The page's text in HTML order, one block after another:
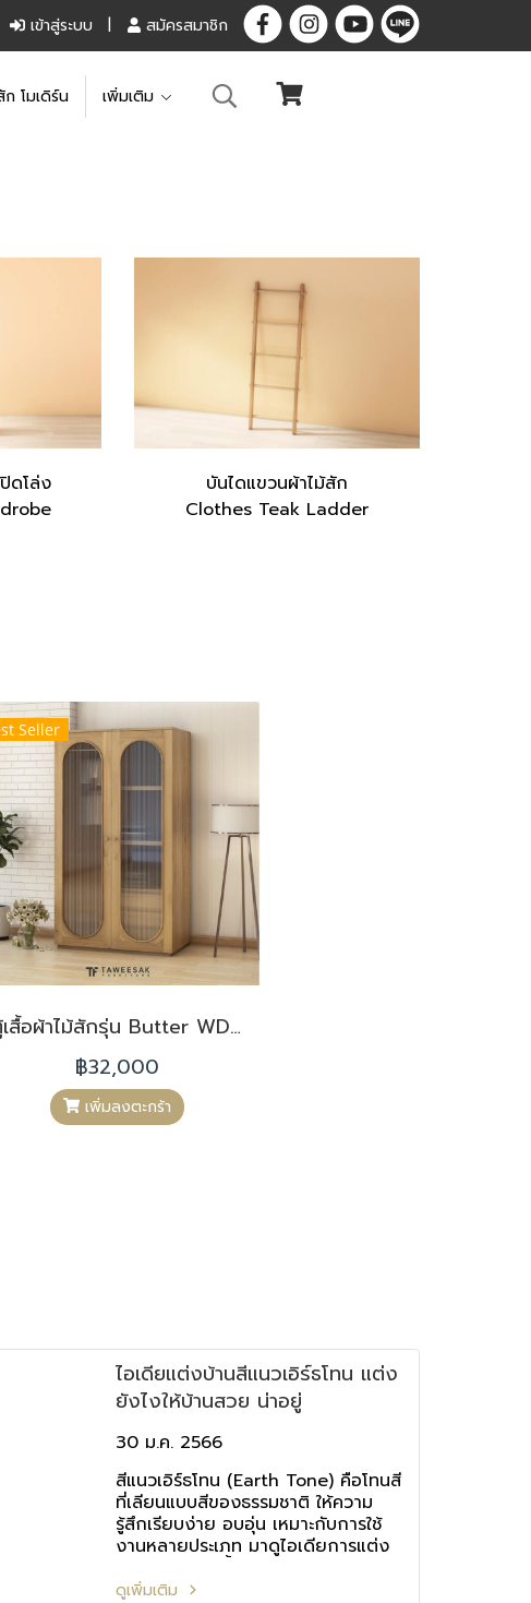
เข้าสู่ระบบ สมัครสมาชิก
ก โมเดิร์น เพิ่มเติม
ดโล่ง
บันไดแขวนผ้าไม้สัก
Clothes Teak Ladder
Seller
ตู้เสื้อผ้าไม้สักรุ่น Butter WD092
฿32,000
เพิ่มลงตะกร้า
ไอเดียแต่งบ้านสีแนวเอิร์ธโทน แต่ง
ยังไงให้บ้านสวย น่าอยู่
30 ม.ค. 2566
สีแนวเอิร์ธโทน (Earth Tone) คือโทนสี
ที่เลียนแบบสีของธรรมชาติ ให้ความ
รู้สึกเรียบง่าย อบอุ่น เหมาะกับการใช้
งานหลายประเภท มาดูไอเดียการแต่ง
ดูเพิ่มเติม